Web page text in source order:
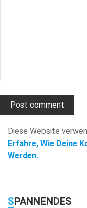
Diese Website
Erfahre, Wie Deine
Werden.
SPANNENDES